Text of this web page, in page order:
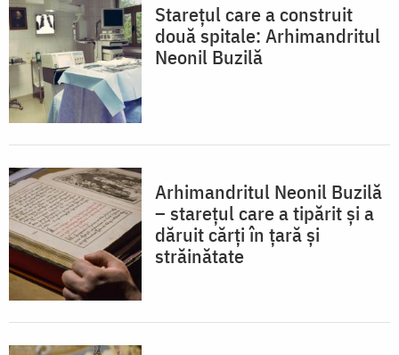
Starețul care a construit
două spitale: Arhimandritul
Neonil Buzilă
Arhimandritul Neonil Buzilă
– starețul care a tipărit și a
dăruit cărți în țară și
străinătate